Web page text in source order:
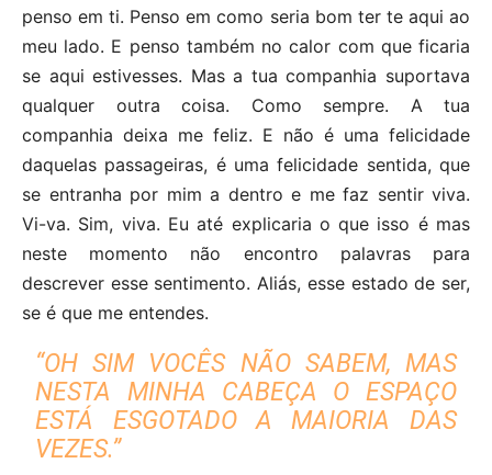
penso em ti. Penso em como seria bom ter te aqui ao
meu lado. E penso também no calor com que ficaria
se aqui estivesses. Mas a tua companhia suportava
qualquer outra coisa. Como sempre. A tua
companhia deixa me feliz. E não é uma felicidade
daquelas passageiras, é uma felicidade sentida, que
se entranha por mim a dentro e me faz sentir viva.
Vi-va. Sim, viva. Eu até explicaria o que isso é mas
neste momento não encontro palavras para
descrever esse sentimento. Aliás, esse estado de ser,
se é que me entendes.
“OH SIM VOCÊS NÃO SABEM, MAS
NESTA MINHA CABEÇA O ESPAÇO
ESTÁ ESGOTADO A MAIORIA DAS
VEZES.”